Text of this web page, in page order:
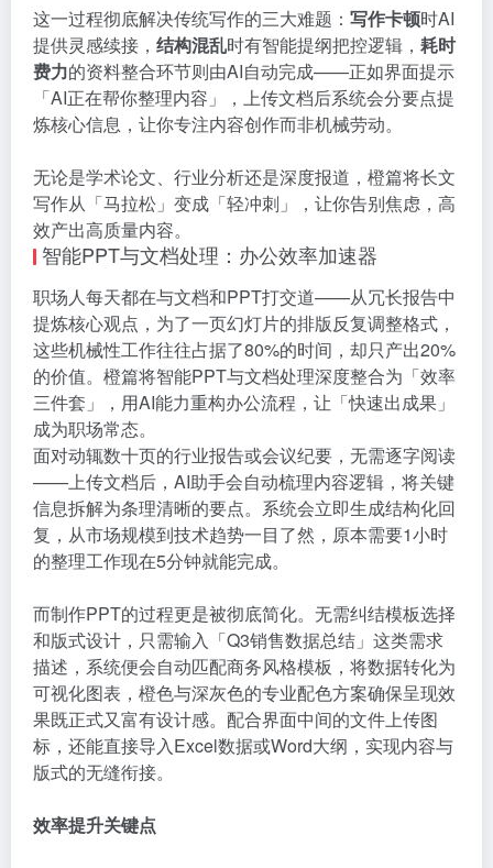
这一过程彻底解决传统写作的三大难题： 写作卡顿时AI
提供灵感续接， 结构混乱时有智能提纲把控逻辑， 耗时
费力的资料整合环节则由AI自动完成——正如界面提示
「AI正在帮你整理内容」，上传文档后系统会分要点提
炼核心信息，让你专注内容创作而非机械劳动。
无论是学术论文、行业分析还是深度报道，橙篇将长文
写作从「马拉松」变成「轻冲刺」，让你告别焦虑，高
效产出高质量内容。
智能PPT与文档处理：办公效率加速器
职场人每天都在与文档和PPT打交道——从冗长报告中
提炼核心观点，为了一页幻灯片的排版反复调整格式，
这些机械性工作往往占据了80%的时间，却只产出20%
的价值。橙篇将智能PPT与文档处理深度整合为「效率
三件套」，用AI能力重构办公流程，让「快速出成果」
成为职场常态。
面对动辄数十页的行业报告或会议纪要，无需逐字阅读
——上传文档后，AI助手会自动梳理内容逻辑，将关键
信息拆解为条理清晰的要点。系统会立即生成结构化回
复，从市场规模到技术趋势一目了然，原本需要1小时
的整理工作现在5分钟就能完成。
而制作PPT的过程更是被彻底简化。无需纠结模板选择
和版式设计，只需输入「Q3销售数据总结」这类需求
描述，系统便会自动匹配商务风格模板，将数据转化为
可视化图表，橙色与深灰色的专业配色方案确保呈现效
果既正式又富有设计感。配合界面中间的文件上传图
标，还能直接导入Excel数据或Word大纲，实现内容与
版式的无缝衔接。
效率提升关键点